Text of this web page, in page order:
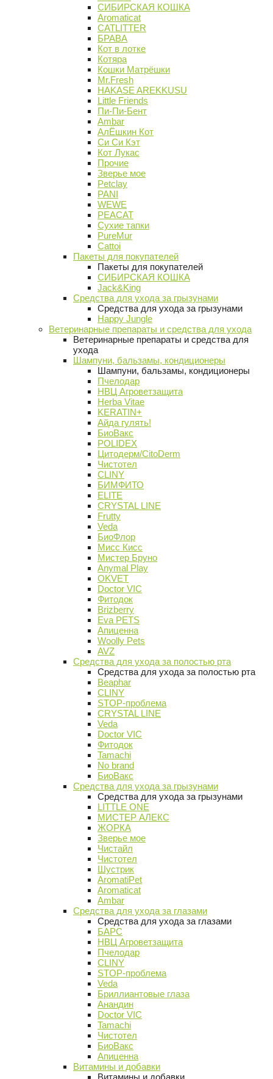
СИБИРСКАЯ КОШКА
Aromaticat
CATLITTER
БРАВА
Кот в лотке
Котяра
Кошки Матрёшки
Mr.Fresh
HAKASE AREKKUSU
Little Friends
Пи-Пи-Бент
Ambar
АлЁшкин Кот
Си Си Кэт
Кот Лукас
Прочие
Зверье мое
Petclay
PANI
WEWE
PEACAT
Сухие тапки
PureMur
Cattoi
Пакеты для покупателей
Пакеты для покупателей
СИБИРСКАЯ КОШКА
Jack&King
Средства для ухода за грызунами
Средства для ухода за грызунами
Happy Jungle
Ветеринарные препараты и средства для ухода
Ветеринарные препараты и средства для
ухода
Шампуни, бальзамы, кондиционеры
Шампуни, бальзамы, кондиционеры
Пчелодар
НВЦ Агроветзащита
Herba Vitae
KERATIN+
Айда гулять!
БиоВакс
POLIDEX
Цитодерм/CitoDerm
Чистотел
CLINY
БИМФИТО
ELITE
CRYSTAL LINE
Frutty
Veda
БиоФлор
Мисс Кисс
Мистер Бруно
Anymal Play
OKVET
Doctor VIC
Фитодок
Brizberry
Eva PETS
Апиценна
Woolly Pets
AVZ
Средства для ухода за полостью рта
Средства для ухода за полостью рта
Beaphar
CLINY
STOP-проблема
CRYSTAL LINE
Veda
Doctor VIC
Фитодок
Tamachi
No brand
БиоВакс
Средства для ухода за грызунами
Средства для ухода за грызунами
LITTLE ONE
МИСТЕР АЛЕКС
ЖОРКА
Зверье мое
Чистайл
Чистотел
Шустрик
AromatiPet
Aromaticat
Ambar
Средства для ухода за глазами
Средства для ухода за глазами
БАРС
НВЦ Агроветзащита
Пчелодар
CLINY
STOP-проблема
Veda
Бриллиантовые глаза
Анандин
Doctor VIC
Tamachi
Чистотел
БиоВакс
Апиценна
Витамины и добавки
Витамины и добавки